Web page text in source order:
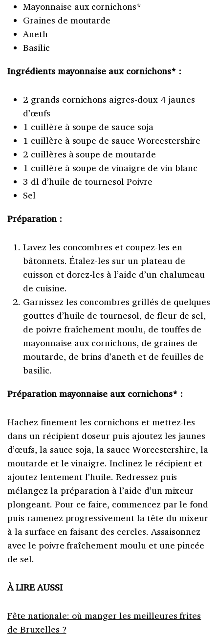
Mayonnaise aux cornichons*
Graines de moutarde
Aneth
Basilic
Ingrédients mayonnaise aux cornichons* :
2 grands cornichons aigres-doux 4 jaunes
d’œufs
1 cuillère à soupe de sauce soja
1 cuillère à soupe de sauce Worcestershire
2 cuillères à soupe de moutarde
1 cuillère à soupe de vinaigre de vin blanc
3 dl d’huile de tournesol Poivre
Sel
Préparation :
Lavez les concombres et coupez-les en
bâtonnets. Étalez-les sur un plateau de
cuisson et dorez-les à l’aide d’un chalumeau
de cuisine.
Garnissez les concombres grillés de quelques
gouttes d’huile de tournesol, de fleur de sel,
de poivre fraîchement moulu, de touffes de
mayonnaise aux cornichons, de graines de
moutarde, de brins d’aneth et de feuilles de
basilic.
Préparation mayonnaise aux cornichons* :
Hachez finement les cornichons et mettez-les
dans un récipient doseur puis ajoutez les jaunes
d’œufs, la sauce soja, la sauce Worcestershire, la
moutarde et le vinaigre. Inclinez le récipient et
ajoutez lentement l’huile. Redressez puis
mélangez la préparation à l’aide d’un mixeur
plongeant. Pour ce faire, commencez par le fond
puis ramenez progressivement la tête du mixeur
à la surface en faisant des cercles. Assaisonnez
avec le poivre fraîchement moulu et une pincée
de sel.
À LIRE AUSSI
Fête nationale: où manger les meilleures frites
de Bruxelles ?